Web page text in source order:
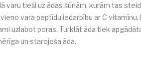
varu tieši uz ādas šūnām, kurām tas
vara peptīdu iedarbību ar C
uzlabot poras. Turklāt āda tiek
un starojoša āda.